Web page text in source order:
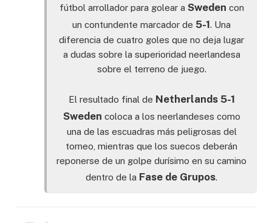
fútbol arrollador para golear a Sweden con
un contundente marcador de 5-1. Una
diferencia de cuatro goles que no deja lugar
a dudas sobre la superioridad neerlandesa
sobre el terreno de juego.
El resultado final de Netherlands 5-1
Sweden coloca a los neerlandeses como
una de las escuadras más peligrosas del
torneo, mientras que los suecos deberán
reponerse de un golpe durísimo en su camino
dentro de la Fase de Grupos.